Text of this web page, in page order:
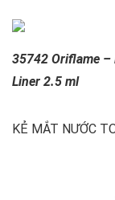
35742 Oriflame –
Liner 2.5 ml
KẺ MẮT NƯỚC